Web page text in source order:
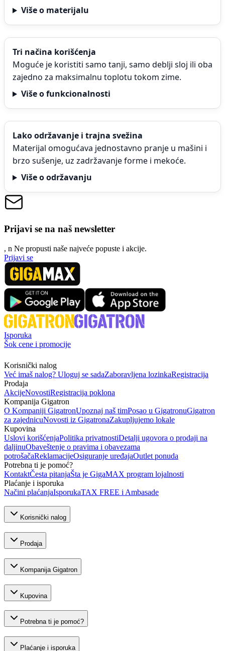
Više o materijalu
Tri načina korišćenja
Moguće je koristiti samo tanji, samo deblji sloj ili oba
zajedno za maksimalnu toplotu tokom zime.
Više o funkcionalnosti
Lako održavanje i trajna svežina
Materijal omogućava jednostavno pranje u mašini i
brzo sušenje, uz zadržavanje forme i mekoće.
Više o održavanju
Prijavi se na naš newsletter
, n Ne propusti naše najveće popuste i akcije.
Prijavi se
Isporuka
Šok cene i promocije
Korisnički nalog
Već imaš nalog? Uloguj se sadaZaboravljena lozinkaRegistracija
Prodaja
AkcijeNovostiRegistracija poklona
Kompanija Gigatron
O Kompaniji GigatronUpoznaj naš timPosao u GigatronuGigatron
za zajednicuNovosti iz GigatronaZakupljujemo lokale
Kupovina
Uslovi korišćenjaPolitika privatnostiDetalji ugovora o prodaji na
daljinuObaveštenje o pravima i obavezama
potrošačaReklamacijeOsiguranje uređajaOutlet ponuda
Potrebna ti je pomoć?
KontaktČesta pitanjaŠta je GigaMAX program lojalnosti
Plaćanje i isporuka
Načini plaćanjaIsporukaTAX FREE i Ambasade
Korisnički nalog
Prodaja
Kompanija Gigatron
Kupovina
Potrebna ti je pomoć?
Plaćanje i isporuka